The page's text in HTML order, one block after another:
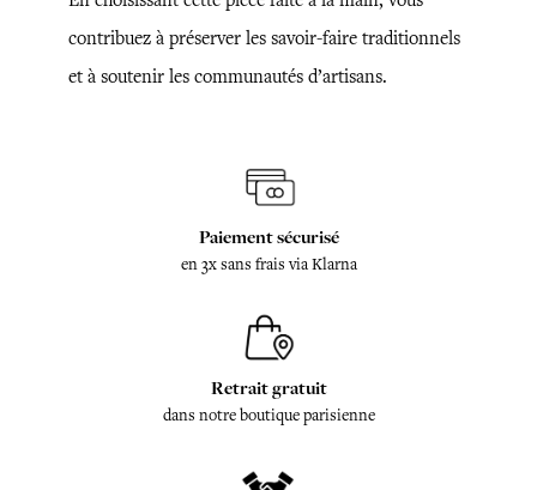
contribuez à préserver les savoir-faire traditionnels
et à soutenir les communautés d’artisans.
Paiement sécurisé
en 3x sans frais via Klarna
Retrait gratuit
dans notre boutique parisienne